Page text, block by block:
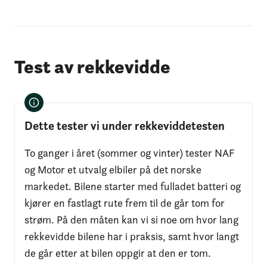
Test av rekkevidde
Dette tester vi under rekkeviddetesten
To ganger i året (sommer og vinter) tester NAF
og Motor et utvalg elbiler på det norske
markedet. Bilene starter med fulladet batteri og
kjører en fastlagt rute frem til de går tom for
strøm. På den måten kan vi si noe om hvor lang
rekkevidde bilene har i praksis, samt hvor langt
de går etter at bilen oppgir at den er tom.